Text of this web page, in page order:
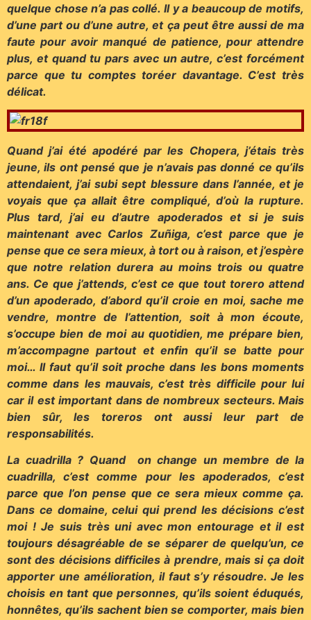
quelque chose n’a pas collé. Il y a beaucoup de motifs,
d’une part ou d’une autre, et ça peut être aussi de ma
faute pour avoir manqué de patience, pour attendre
plus, et quand tu pars avec un autre, c’est forcément
parce que tu comptes toréer davantage. C’est très
délicat.
Quand j’ai été apodéré par les Chopera, j’étais très
jeune, ils ont pensé que je n’avais pas donné ce qu’ils
attendaient, j’ai subi sept blessure dans l’année, et je
voyais que ça allait être compliqué, d’où la rupture.
Plus tard, j’ai eu d’autre apoderados et si je suis
maintenant avec Carlos Zuñiga, c’est parce que je
pense que ce sera mieux, à tort ou à raison, et j’espère
que notre relation durera au moins trois ou quatre
ans. Ce que j’attends, c’est ce que tout torero attend
d’un apoderado, d’abord qu’il croie en moi, sache me
vendre, montre de l’attention, soit à mon écoute,
s’occupe bien de moi au quotidien, me prépare bien,
m’accompagne partout et enfin qu’il se batte pour
moi… Il faut qu’il soit proche dans les bons moments
comme dans les mauvais, c’est très difficile pour lui
car il est important dans de nombreux secteurs. Mais
bien sûr, les toreros ont aussi leur part de
responsabilités.
La cuadrilla ? Quand on change un membre de la
cuadrilla, c’est comme pour les apoderados, c’est
parce que l’on pense que ce sera mieux comme ça.
Dans ce domaine, celui qui prend les décisions c’est
moi ! Je suis très uni avec mon entourage et il est
toujours désagréable de se séparer de quelqu’un, ce
sont des décisions difficiles à prendre, mais si ça doit
apporter une amélioration, il faut s’y résoudre. Je les
choisis en tant que personnes, qu’ils soient éduqués,
honnêtes, qu’ils sachent bien se comporter, mais bien